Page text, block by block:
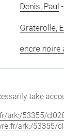
Denis, Paul -
Graterolle,
encre noire
take
ark:/53355/
ark:/53355/